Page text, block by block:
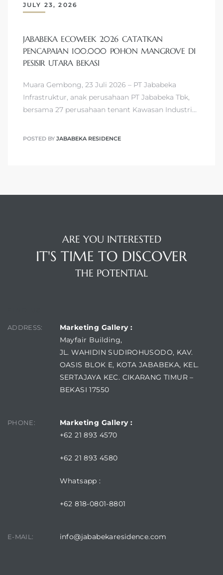
JULY 23, 2026
JABABEKA ECOWEEK 2026 CATATKAN
PENCAPAIAN 100.000 POHON MANGROVE DI
PESISIR UTARA BEKASI
Muara Gembong, 23 Juli 2026 – PT Jababeka
Infrastruktur, anak perusahaan PT Jababeka Tbk,
bersama 27 perusahaan tenant Kawasan Industri…
POSTED BY JABABEKA RESIDENCE
ARE YOU INTERESTED
IT'S TIME TO DISCOVER
THE POTENTIAL
ADDRESS:
Marketing Gallery :
Mayfair Building,
JL. WAHIDIN SUDIROHUSODO, KAV.
OASIS BLOK E, KOTA JABABEKA, KEL.
SERTAJAYA KEC. CIKARANG TIMUR –
BEKASI 17550
PHONE:
Marketing Gallery :
+62 21 893 4570
+62 21 893 4580
Whatsapp :
+62 818-0801-8801
E-MAIL: info@jababekaresidence.com